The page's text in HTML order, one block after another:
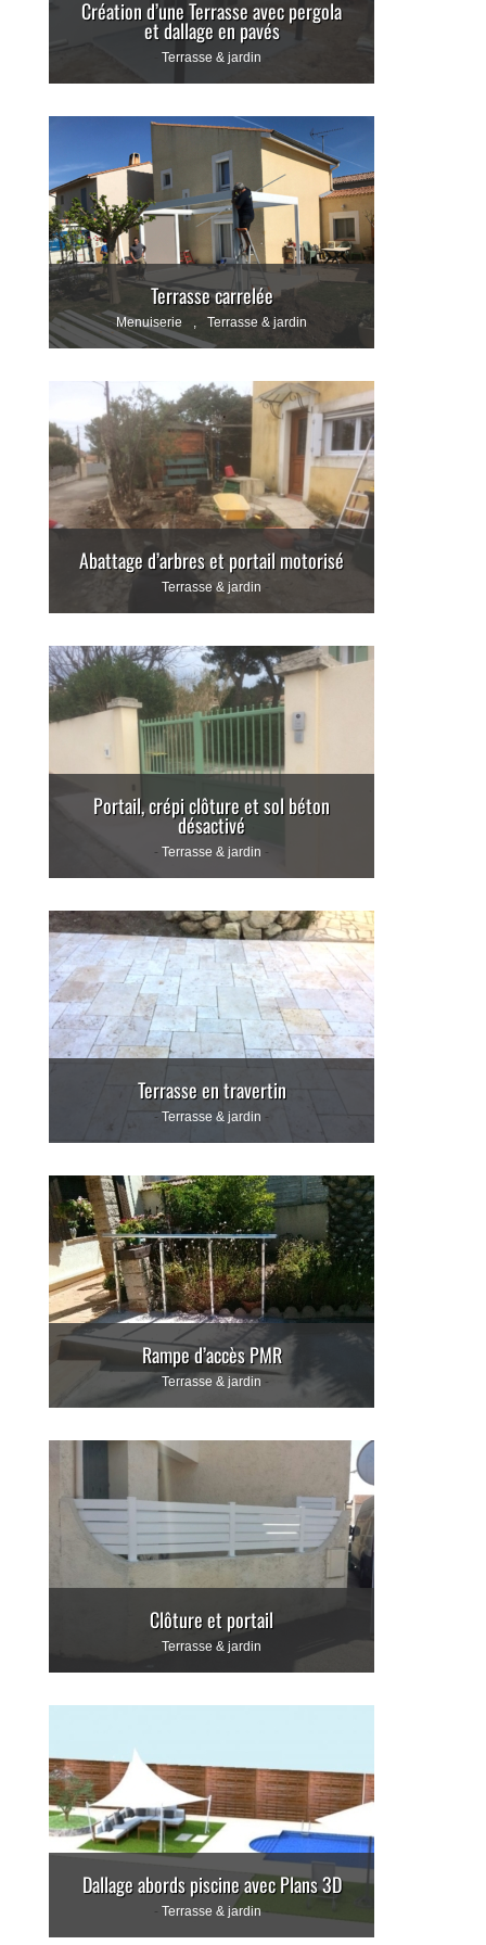
Création d’une Terrasse avec pergola
et dallage en pavés
Terrasse & jardin
Terrasse carrelée
Menuiserie , Terrasse & jardin
Abattage d’arbres et portail motorisé
Terrasse & jardin
Portail, crépi clôture et sol béton
désactivé
Terrasse & jardin
Terrasse en travertin
Terrasse & jardin
Rampe d’accès PMR
Terrasse & jardin
Clôture et portail
Terrasse & jardin
Dallage abords piscine avec Plans 3D
Terrasse & jardin